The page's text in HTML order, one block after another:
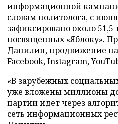
информационной
словам политолога, с
зафиксировано около
посвященных «Яблоку».
Данилин, продвижение
Facebook, Instagram,
«В зарубежных
уже вложены миллионы
партии идет через
сеть информационных